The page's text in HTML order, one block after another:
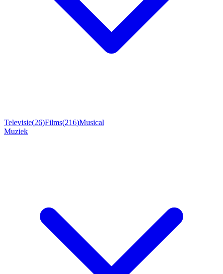
Televisie(26)Films(216)Musical
Muziek